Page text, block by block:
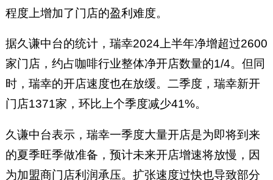
程度上增加了门店的盈利难度。
据久谦中台的统计，瑞幸2024上半年净增超过2600
家门店，约占咖啡行业整体净开店数量的1/4。但同
时，瑞幸的开店速度也在放缓。二季度，瑞幸新开
门店1371家，环比上个季度减少41%。
久谦中台表示，瑞幸一季度大量开店是为即将到来
的夏季旺季做准备，预计未来开店增速将放慢，因
为加盟商门店利润承压。扩张速度过快也导致部分